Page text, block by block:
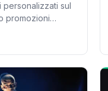
personalizzati sul
promozioni
digitali.